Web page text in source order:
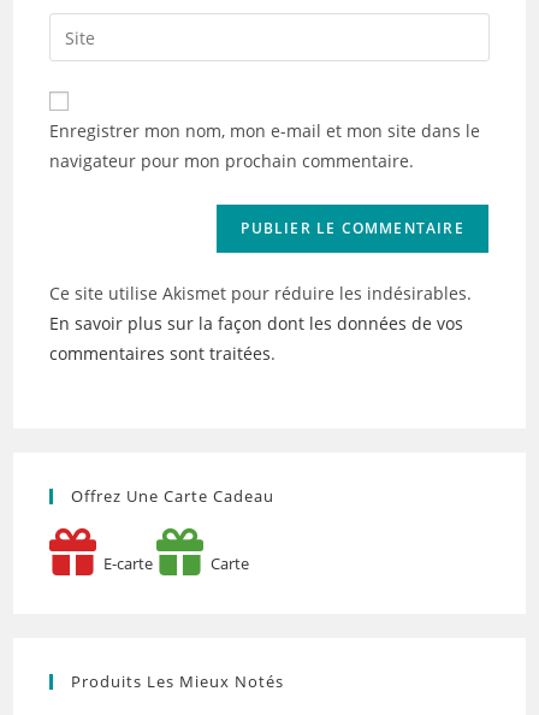
comment
email
address
comment
Saisir
l’URL
de
votre
(facultatif)
Enregistrer mon nom, mon e-mail et mon site dans le
navigateur pour mon prochain commentaire.
Ce site utilise Akismet pour réduire les indésirables.
En savoir plus sur la façon dont les données de vos
commentaires sont traitées.
Offrez Une Carte Cadeau
E-carte Carte
Produits Les Mieux Notés